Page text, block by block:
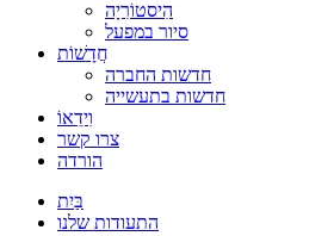
הִיסטוֹרִיָה
סיור במפעל
חֲדָשׁוֹת
חדשות החברה
חדשות בתעשייה
וִידֵאוֹ
צרו קשר
הורדה
בַּיִת
התעודות שלנו